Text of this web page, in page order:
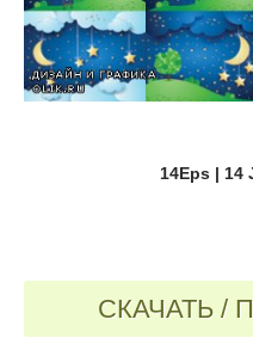
14Eps | 14
СКАЧАТЬ /